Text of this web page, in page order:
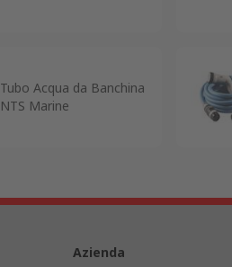
Tubo Acqua da Banchina
NTS Marine
Azienda